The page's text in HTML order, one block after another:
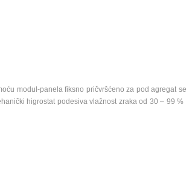
modul-panela fiksno pričvršćeno za pod agregat se
higrostat podesiva vlažnost zraka od 30 – 99 %